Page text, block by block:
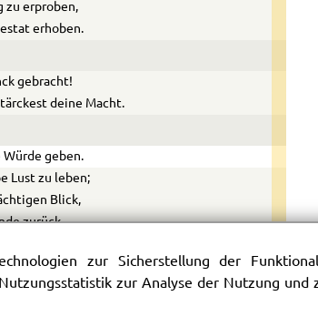
zu erproben,
at erhoben.
gebracht!
deine Macht.
geben.
Lust zu leben;
Blick,
zurück.
ernennen.
Altar
war.
zur Sicherstellung der
zur Analyse der Nutzung und